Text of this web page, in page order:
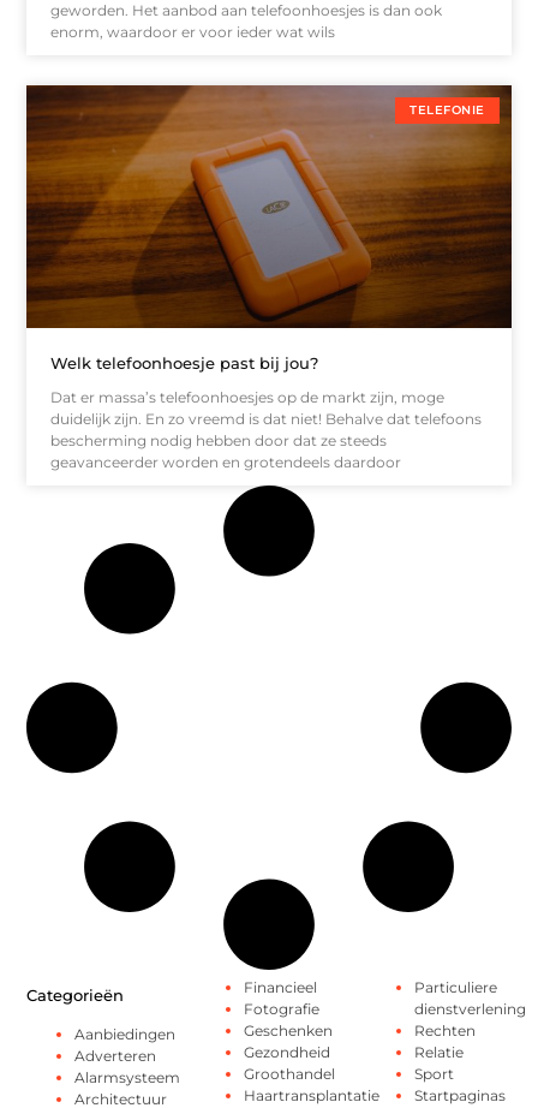
geworden. Het aanbod aan telefoonhoesjes is dan ook
enorm, waardoor er voor ieder wat wils
TELEFONIE
Welk telefoonhoesje past bij jou?
Dat er massa’s telefoonhoesjes op de markt zijn, moge
duidelijk zijn. En zo vreemd is dat niet! Behalve dat telefoons
bescherming nodig hebben door dat ze steeds
geavanceerder worden en grotendeels daardoor
Categorieën
Aanbiedingen
Adverteren
Alarmsysteem
Architectuur
Financieel
Fotografie
Geschenken
Gezondheid
Groothandel
Haartransplantatie
Particuliere
dienstverlening
Rechten
Relatie
Sport
Startpaginas